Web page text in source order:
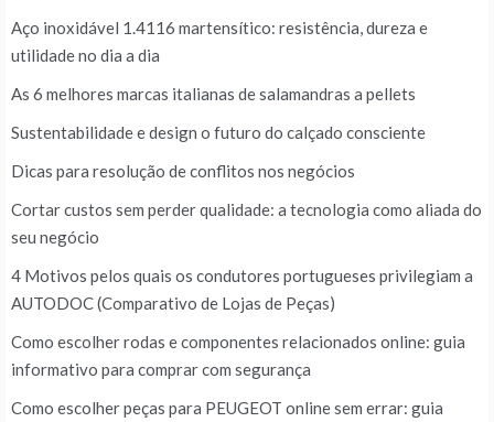
Aço inoxidável 1.4116 martensítico: resistência, dureza e
utilidade no dia a dia
As 6 melhores marcas italianas de salamandras a pellets
Sustentabilidade e design o futuro do calçado consciente
Dicas para resolução de conflitos nos negócios
Cortar custos sem perder qualidade: a tecnologia como aliada do
seu negócio
4 Motivos pelos quais os condutores portugueses privilegiam a
AUTODOC (Comparativo de Lojas de Peças)
Como escolher rodas e componentes relacionados online: guia
informativo para comprar com segurança
Como escolher peças para PEUGEOT online sem errar: guia